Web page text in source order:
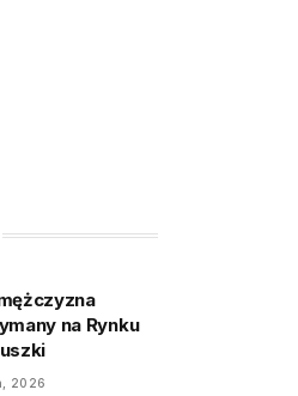
na Rynku
2026